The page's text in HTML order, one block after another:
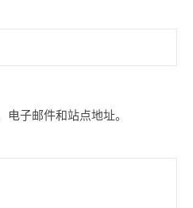
子邮件和站点地址。